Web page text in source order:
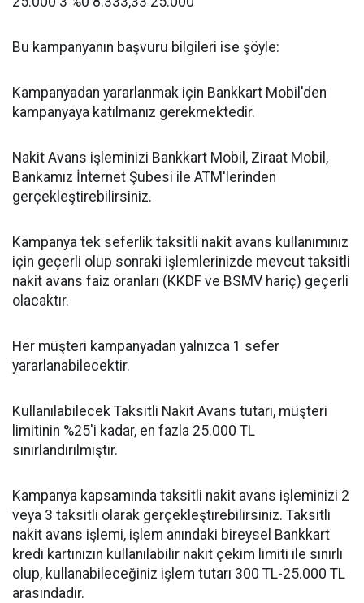
Bu kampanyanın başvuru bilgileri ise şöyle:
Kampanyadan yararlanmak için Bankkart Mobil'den
kampanyaya katılmanız gerekmektedir.
Nakit Avans işleminizi Bankkart Mobil, Ziraat Mobil,
Bankamız İnternet Şubesi ile ATM'lerinden
gerçekleştirebilirsiniz.
Kampanya tek seferlik taksitli nakit avans kullanımınız
için geçerli olup sonraki işlemlerinizde mevcut taksitli
nakit avans faiz oranları (KKDF ve BSMV hariç) geçerli
olacaktır.
Her müşteri kampanyadan yalnızca 1 sefer
yararlanabilecektir.
Kullanılabilecek Taksitli Nakit Avans tutarı, müşteri
limitinin %25'i kadar, en fazla 25.000 TL
sınırlandırılmıştır.
Kampanya kapsamında taksitli nakit avans işleminizi 2
veya 3 taksitli olarak gerçekleştirebilirsiniz. Taksitli
nakit avans işlemi, işlem anındaki bireysel Bankkart
kredi kartınızın kullanılabilir nakit çekim limiti ile sınırlı
olup, kullanabileceğiniz işlem tutarı 300 TL-25.000 TL
arasındadır.